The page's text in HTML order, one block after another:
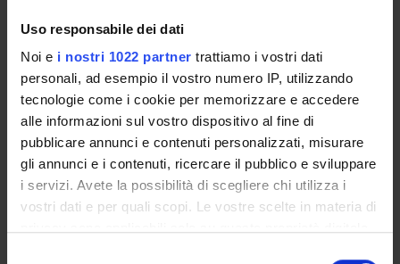
Uso responsabile dei dati
Noi e i nostri 1022 partner trattiamo i vostri dati
personali, ad esempio il vostro numero IP, utilizzando
tecnologie come i cookie per memorizzare e accedere
alle informazioni sul vostro dispositivo al fine di
pubblicare annunci e contenuti personalizzati, misurare
gli annunci e i contenuti, ricercare il pubblico e sviluppare
i servizi. Avete la possibilità di scegliere chi utilizza i
vostri dati e per quali scopi. Le vostre scelte in materia di
Servizio Studenti Internazionali
OFFERTA FORMATIVA
SEMESTRE FILTRO
CORSI DI LAUREA